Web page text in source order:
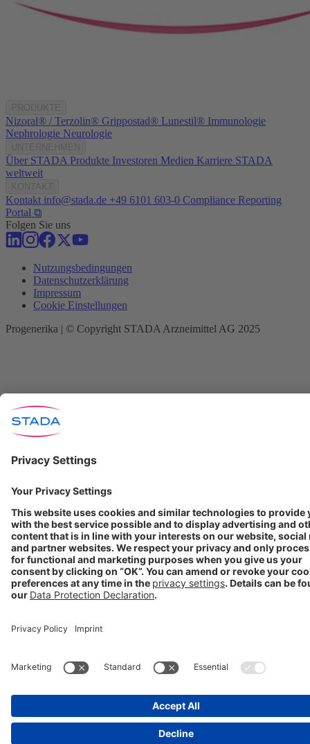
Nizoral® / Terzolin® Grippostad® Lunestil® Immunologie
Nephrologie Neurologie
Über STADA Produkte Investoren Medien Karriere STADA
weltweit
Kontakt info@stada.de +49 6101 603-0 Compliance Reporting
Portal ⧉
Folgen Sie uns
Nutzungsbedingungen
Datenschutzerklärung
Impressum
Cookie Einstellungen
Progenerika | © Copyright STADA Arzneimittel AG 2025